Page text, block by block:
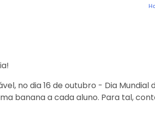
no dia 16 de outubro - Dia
banana a cada aluno. Para tal,